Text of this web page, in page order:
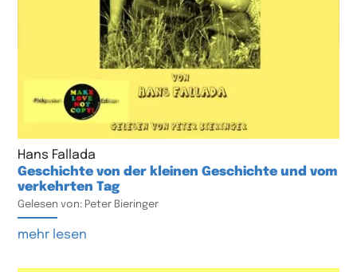
Hans Fallada
Geschichte von der kleinen Geschichte und vom
verkehrten Tag
Gelesen von: Peter Bieringer
mehr lesen